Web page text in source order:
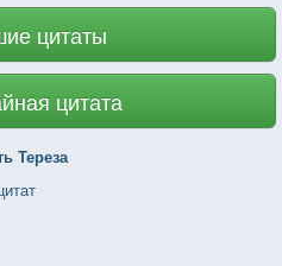
цитаты
цитата
Тереза